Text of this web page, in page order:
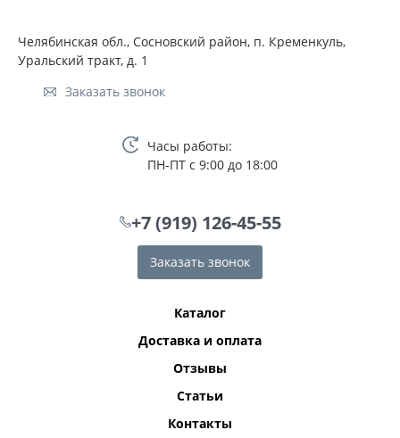
Челябинская обл., Сосновский район, п. Кременкуль,
Уральский тракт, д. 1
Заказать звонок
Часы работы:
ПН-ПТ с 9:00 до 18:00
+7 (919) 126-45-55
Заказать звонок
Каталог
Доставка и оплата
Отзывы
Статьи
Контакты